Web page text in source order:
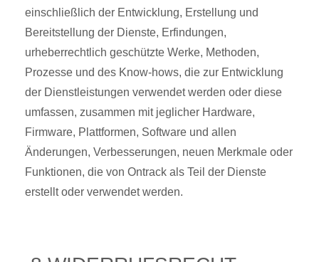
einschließlich der Entwicklung, Erstellung und
Bereitstellung der Dienste, Erfindungen,
urheberrechtlich geschützte Werke, Methoden,
Prozesse und des Know-hows, die zur Entwicklung
der Dienstleistungen verwendet werden oder diese
umfassen, zusammen mit jeglicher Hardware,
Firmware, Plattformen, Software und allen
Änderungen, Verbesserungen, neuen Merkmale oder
Funktionen, die von Ontrack als Teil der Dienste
erstellt oder verwendet werden.